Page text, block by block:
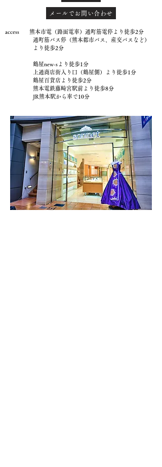
メールでお問い合わせ
access 熊本市電（路面電車）通町筋電停より徒歩2分
通町筋バス停（熊本都市バス、産交バスなど）
より徒歩2分
鶴屋new-sより徒歩1分
上通商店街入り口（鶴屋側）より徒歩1分
鶴屋百貨店より徒歩2分
熊本電鉄藤崎宮駅前より徒歩8分
JR熊本駅から車で10分